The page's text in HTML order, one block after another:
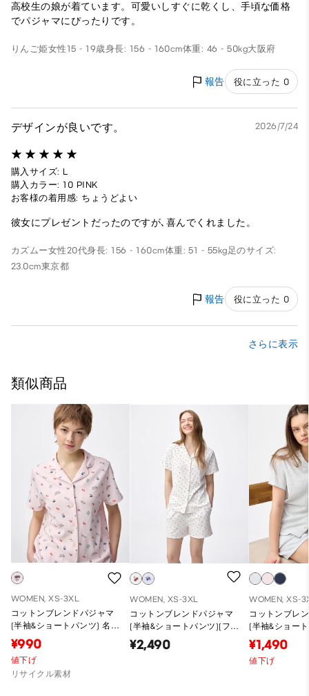
高校生の娘が着ています。可愛いしすぐに乾くし、手頃な価格
でパジャマにぴったりです。
りんご姫女性 15 - 19歳身長: 156 - 160cm体重: 46 - 50kg大阪府
報告 役に立った 0
デザインが良いです。 2026/7/24
購入サイズ: L
購入カラー: 10 PINK
お客様の着用感: ちょうどよい
彼女にプレゼントだったのですが､喜んでくれました。
カズムー女性20代身長: 156 - 160cm体重: 51 - 55kg足のサイズ:
23.0cm東京都
報告 役に立った 0
さらに表示
類似商品
WOMEN, XS-3XL
コットンブレンドパジャマ
(半袖&ショートパンツ) 名探
偵コナン
¥990
値下げ
リサイクル素材
WOMEN, XS-3XL
コットンブレンドパジャマ
(半袖&ショートパンツ)(フル
ーツ)
¥2,490
WOMEN, XS-
コットンブレ
(半袖&ショー
ト)
¥1,490
値下げ